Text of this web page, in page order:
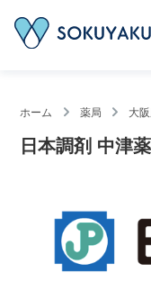
ホーム 薬局 大
日本調剤 中津